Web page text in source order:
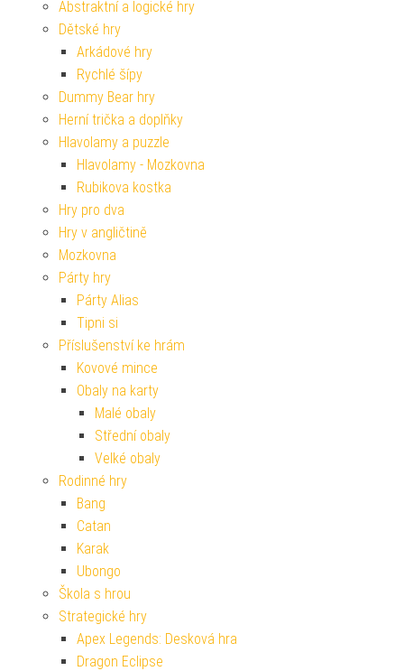
Abstraktní a logické hry
Dětské hry
Arkádové hry
Rychlé šípy
Dummy Bear hry
Herní trička a doplňky
Hlavolamy a puzzle
Hlavolamy - Mozkovna
Rubikova kostka
Hry pro dva
Hry v angličtině
Mozkovna
Párty hry
Párty Alias
Tipni si
Příslušenství ke hrám
Kovové mince
Obaly na karty
Malé obaly
Střední obaly
Velké obaly
Rodinné hry
Bang
Catan
Karak
Ubongo
Škola s hrou
Strategické hry
Apex Legends: Desková hra
Dragon Eclipse